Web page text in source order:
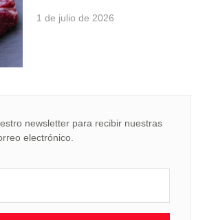
1 de julio de 2026
newsletter para recibir nuestras
electrónico.